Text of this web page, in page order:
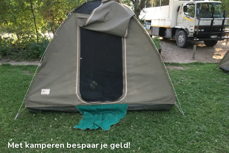
Met kamperen bespaar je geld!